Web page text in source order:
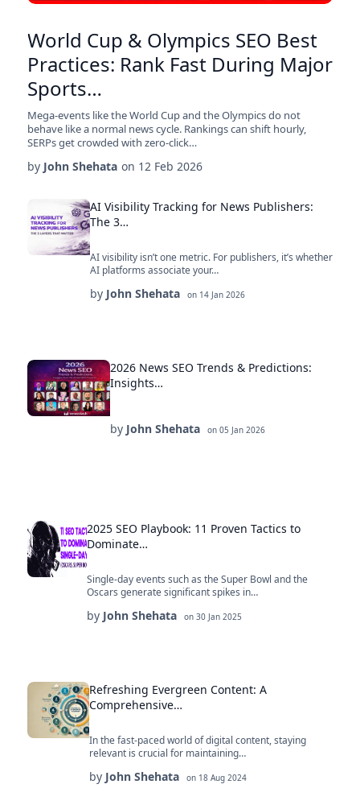
World Cup & Olympics SEO Best
Practices: Rank Fast During Major
Sports…
Mega-events like the World Cup and the Olympics do not
behave like a normal news cycle. Rankings can shift hourly,
SERPs get crowded with zero-click…
by John Shehata on 12 Feb 2026
AI Visibility Tracking for News Publishers:
The 3…
AI visibility isn’t one metric. For publishers, it’s whether
AI platforms associate your…
by John Shehata on 14 Jan 2026
2026 News SEO Trends & Predictions:
Insights…
by John Shehata on05 Jan 2026
2025 SEO Playbook: 11 Proven Tactics to
Dominate…
Single-day events such as the Super Bowl and the
Oscars generate significant spikes in…
by John Shehata on30 Jan 2025
Refreshing Evergreen Content: A
Comprehensive…
In the fast-paced world of digital content, staying
relevant is crucial for maintaining…
by John Shehata on 18 Aug 2024